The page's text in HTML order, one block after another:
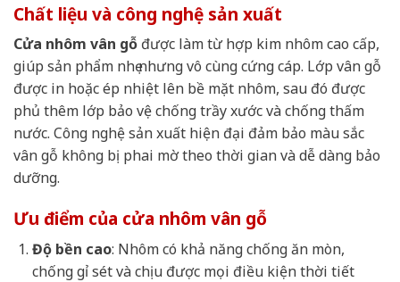
Chất liệu và công nghệ sản xuất
Cửa nhôm vân gỗ được làm từ hợp kim nhôm cao cấp,
giúp sản phẩm nhẹ nhưng vô cùng cứng cáp. Lớp vân gỗ
được in hoặc ép nhiệt lên bề mặt nhôm, sau đó được
phủ thêm lớp bảo vệ chống trầy xước và chống thấm
nước. Công nghệ sản xuất hiện đại đảm bảo màu sắc
vân gỗ không bị phai mờ theo thời gian và dễ dàng bảo
dưỡng.
Ưu điểm của cửa nhôm vân gỗ
Độ bền cao: Nhôm có khả năng chống ăn mòn,
chống gỉ sét và chịu được mọi điều kiện thời tiết